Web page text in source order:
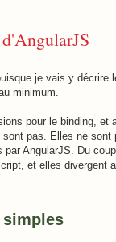
je vais y décrire
minimum.
pour le binding,
pas. Elles ne sont
AngularJS. Du
et elles divergent
simples